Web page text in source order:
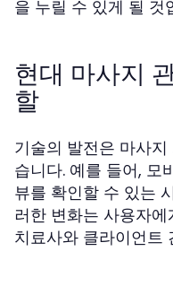
을 누릴 수 있게 될 것
현대 마사지
할
기술의 발전은 마사
습니다. 예를 들어, 모
뷰를 확인할 수 있는
러한 변화는 사용자
치료사와 클라이언트